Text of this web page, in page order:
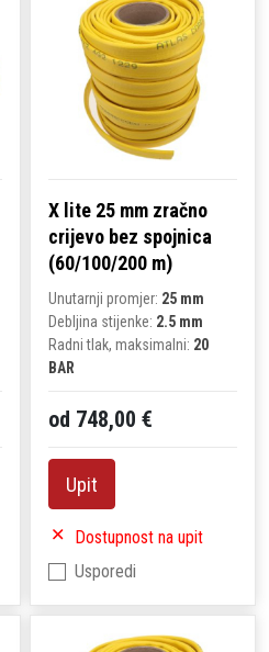
X lite 25 mm zračno
crijevo bez spojnica
(60/100/200 m)
Unutarnji promjer: 25 mm
Debljina stijenke: 2.5 mm
Radni tlak, maksimalni: 20
BAR
od 748,00 €
Upit
Dostupnost na upit
Usporedi